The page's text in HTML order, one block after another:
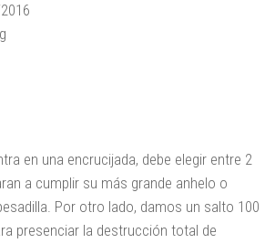
en una encrucijada, debe elegir entre 2
a cumplir su más grande anhelo o
Por otro lado, damos un salto 100
presenciar la destrucción total de